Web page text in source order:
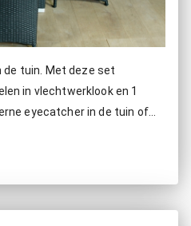
de tuin. Met deze set
in vlechtwerklook en 1
eyecatcher in de tuin of